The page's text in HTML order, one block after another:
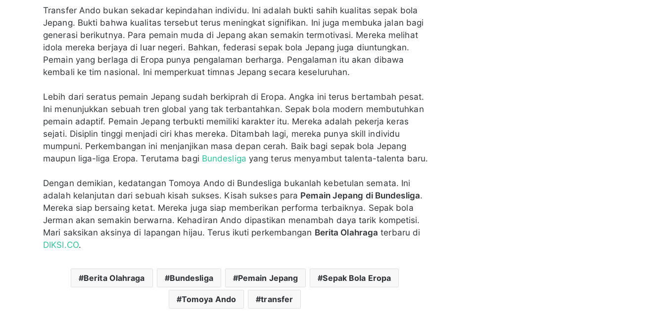
Transfer Ando bukan sekadar kepindahan individu. Ini adalah bukti sahih kualitas sepak bola
Jepang. Bukti bahwa kualitas tersebut terus meningkat signifikan. Ini juga membuka jalan bagi
generasi berikutnya. Para pemain muda di Jepang akan semakin termotivasi. Mereka melihat
idola mereka berjaya di luar negeri. Bahkan, federasi sepak bola Jepang juga diuntungkan.
Pemain yang berlaga di Eropa punya pengalaman berharga. Pengalaman itu akan dibawa
kembali ke tim nasional. Ini memperkuat timnas Jepang secara keseluruhan.
Lebih dari seratus pemain Jepang sudah berkiprah di Eropa. Angka ini terus bertambah pesat.
Ini menunjukkan sebuah tren global yang tak terbantahkan. Sepak bola modern membutuhkan
pemain adaptif. Pemain Jepang terbukti memiliki karakter itu. Mereka adalah pekerja keras
sejati. Disiplin tinggi menjadi ciri khas mereka. Ditambah lagi, mereka punya skill individu
mumpuni. Perkembangan ini menjanjikan masa depan cerah. Baik bagi sepak bola Jepang
maupun liga-liga Eropa. Terutama bagi Bundesliga yang terus menyambut talenta-talenta baru.
Dengan demikian, kedatangan Tomoya Ando di Bundesliga bukanlah kebetulan semata. Ini
adalah kelanjutan dari sebuah kisah sukses. Kisah sukses para Pemain Jepang di Bundesliga.
Mereka siap bersaing ketat. Mereka juga siap memberikan performa terbaiknya. Sepak bola
Jerman akan semakin berwarna. Kehadiran Ando dipastikan menambah daya tarik kompetisi.
Mari saksikan aksinya di lapangan hijau. Terus ikuti perkembangan Berita Olahraga terbaru di
DIKSI.CO.
Berita Olahraga Bundesliga Pemain Jepang Sepak Bola Eropa
Tomoya Ando transfer